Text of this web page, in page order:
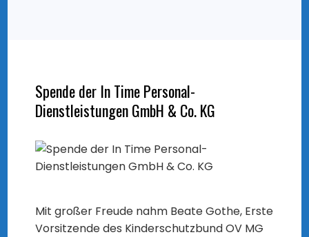
Spende der In Time Personal-
Dienstleistungen GmbH & Co. KG
Mit großer Freude nahm Beate Gothe, Erste
Vorsitzende des Kinderschutzbund OV MG